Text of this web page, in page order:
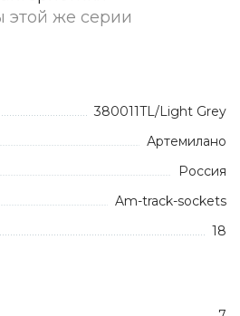
этой же серии
380011TL/Light Grey
Артемилано
Россия
Am-track-sockets
18